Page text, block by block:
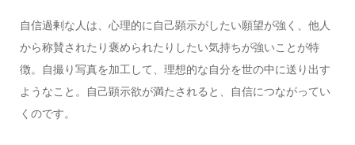
自信過剰な人は、心理的に自己顕示がしたい願望が強く、他人
から称賛されたり褒められたりしたい気持ちが強いことが特
徴。自撮り写真を加工して、理想的な自分を世の中に送り出す
ようなこと。自己顕示欲が満たされると、自信につながってい
くのです。